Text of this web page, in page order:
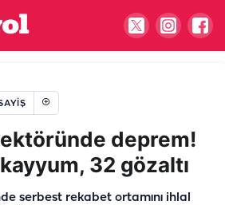
deprem!
32 gözaltı
serbest rekabet ortamını ihlal
haber! Henüz 16